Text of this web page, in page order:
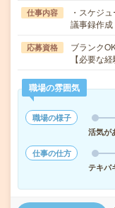
仕事内容
・スケジ
議事録作
応募資格
ブランク
【必要な
職場の雰囲気
職場の様子
活気が
仕事の仕方
テキパ